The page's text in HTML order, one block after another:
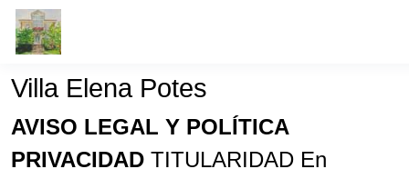
Villa Elena Potes
AVISO LEGAL Y POLÍTICA
PRIVACIDAD TITULARIDAD En